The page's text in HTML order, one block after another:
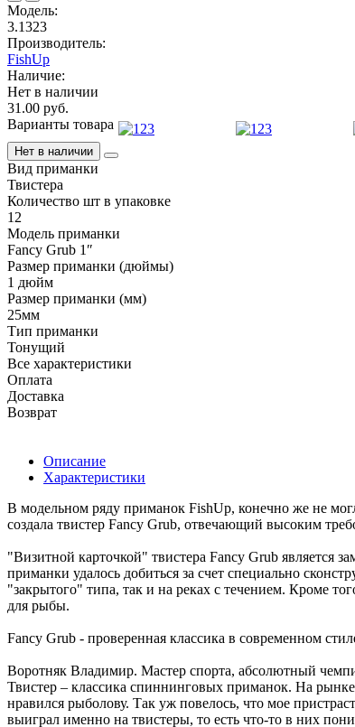
Модель:
3.1323
Производитель:
FishUp
Наличие:
Нет в наличии
31.00 руб.
Варианты товара
Нет в наличии
Вид приманки
Твистера
Количество шт в упаковке
12
Модель приманки
Fancy Grub 1ʺ
Размер приманки (дюймы)
1 дюйм
Размер приманки (мм)
25мм
Тип приманки
Тонущий
Все характеристики
Оплата
Доставка
Возврат
Описание
Характеристики
В модельном ряду приманок FishUp, конечно же не
создала твистер Fancy Grub, отвечающий высоким
"Визитной карточкой" твистера Fancy Grub является
приманки удалось добиться за счет специально
"закрытого" типа, так и на реках с течением. Кроме
для рыбы.
Fancy Grub - проверенная классика в современном
Воротняк Владимир. Мастер спорта, абсолютный
Твистер – классика спиннинговых приманок. На
нравился рыболову. Так уж повелось, что мое
выиграл именно на твистеры, то есть что-то в них